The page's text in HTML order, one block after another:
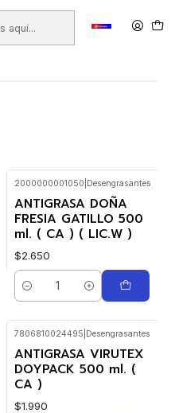
Desengrasantes
2000000001050 Desengrasantes
ANTIGRASA DOÑA
FRESIA GATILLO 500
ml. ( CA ) ( LIC.W )
$2.650
Cantidad
7806810024495 Desengrasantes
ANTIGRASA VIRUTEX
DOYPACK 500 ml. (
CA )
$1.990